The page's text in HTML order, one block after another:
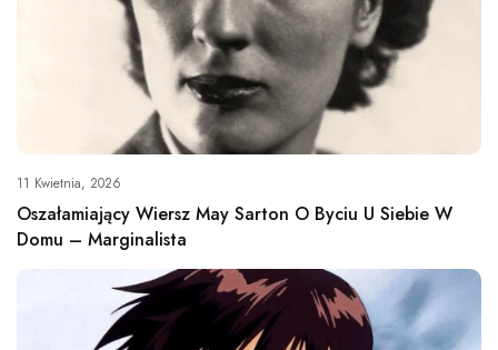
11 Kwietnia, 2026
Oszałamiający Wiersz May Sarton O Byciu U Siebie W
Domu – Marginalista